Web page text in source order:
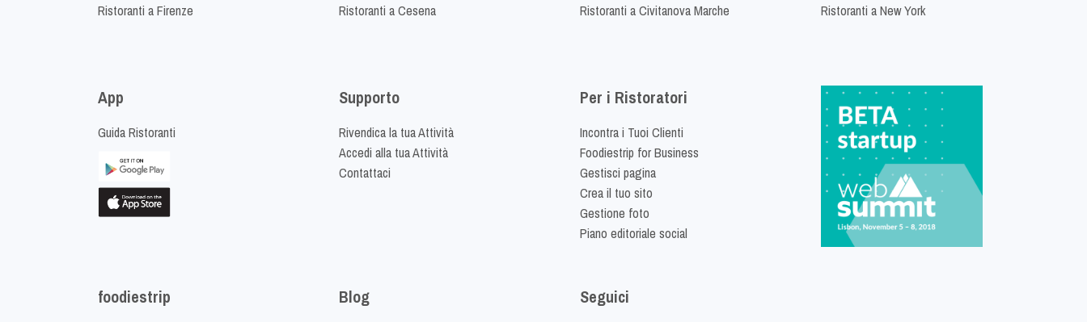
Ristoranti a Firenze
Ristoranti a Cesena
Ristoranti a Civitanova Marche
Ristoranti a New York
App
Guida Ristoranti
Supporto
Rivendica la tua Attività
Accedi alla tua Attività
Contattaci
Per i Ristoratori
Incontra i Tuoi Clienti
Foodiestrip for Business
Gestisci pagina
Crea il tuo sito
Gestione foto
Piano editoriale social
foodiestrip Blog Seguici